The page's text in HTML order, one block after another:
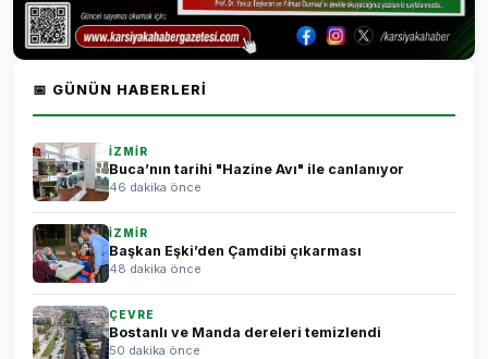
📅 GÜNÜN HABERLERI
İZMİR
Buca’nın tarihi "Hazine Avı" ile canlanıyor
46 dakika önce
İZMİR
Başkan Eşki’den Çamdibi çıkarması
48 dakika önce
ÇEVRE
Bostanlı ve Manda dereleri temizlendi
50 dakika önce